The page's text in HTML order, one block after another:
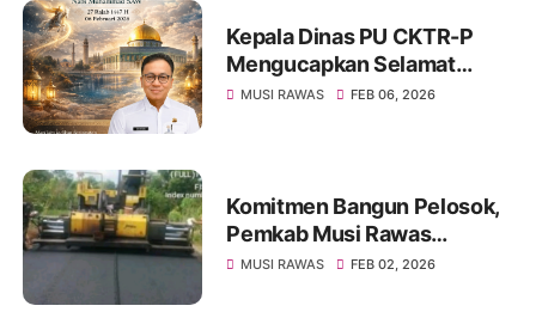
Kepala Dinas PU CKTR-P
Mengucapkan Selamat
Memperingati Isra Miraj Nabi
MUSI RAWAS FEB 06, 2026
Komitmen Bangun Pelosok,
Pemkab Musi Rawas
Rampungkan 15 Proyek
MUSI RAWAS FEB 02, 2026